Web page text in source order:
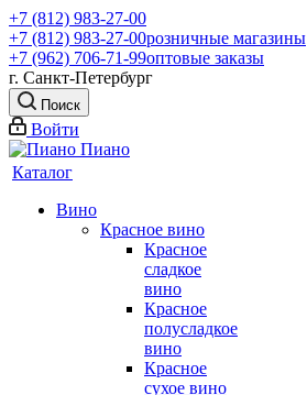
+7 (812) 983-27-00
+7 (812) 983-27-00розничные магазины
+7 (962) 706-71-99оптовые заказы
г. Санкт-Петербург
Поиск
Войти
Каталог
Вино
Красное вино
Красное
сладкое
вино
Красное
полусладкое
вино
Красное
сухое вино